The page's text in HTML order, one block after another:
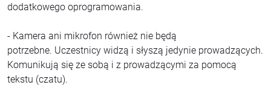
dodatkowego oprogramowania.
- Kamera ani mikrofon również nie będą
potrzebne. Uczestnicy widzą i słyszą jedynie prowadzących.
Komunikują się ze sobą i z prowadzącymi za pomocą
tekstu (czatu).